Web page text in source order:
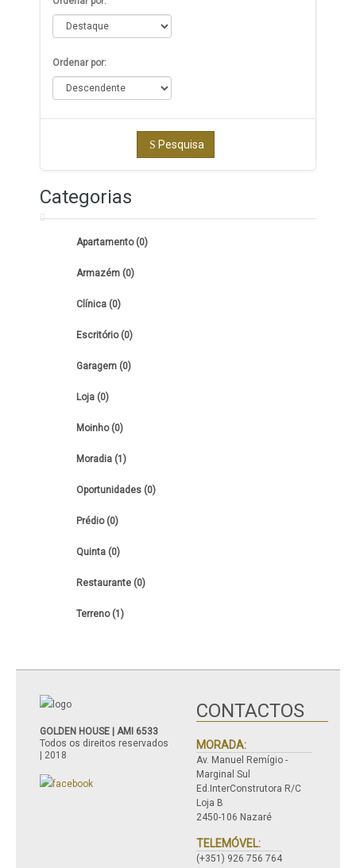
Ordenar por:
Pesquisa
Categorias
Apartamento (0)
Armazém (0)
Clínica (0)
Escritório (0)
Garagem (0)
Loja (0)
Moinho (0)
Moradia (1)
Oportunidades (0)
Prédio (0)
Quinta (0)
Restaurante (0)
Terreno (1)
GOLDEN HOUSE | AMI 6533
Todos os direitos reservados
| 2018
CONTACTOS
MORADA:
Av. Manuel Remígio -
Marginal Sul
Ed.InterConstrutora R/C
Loja B
2450-106 Nazaré
TELEMÓVEL:
(+351) 926 756 764